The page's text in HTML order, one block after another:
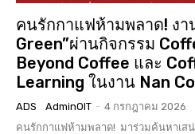
คนรักกาแฟห้ามพลาด! งา
Green”ผ่านกิจกรรม
Beyond Coffee และ
Learning ในงาน Nan
ADS AdminOIT - 4 กรกฎาคม 2026
คนรักกาแฟห้ามพลาด! มาร่วมค้นหาเสน่ห์ของ “กาแฟน่าน”ภายในงาน